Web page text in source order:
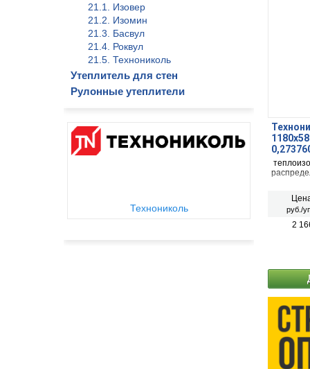
21.1. Изовер
21.2. Изомин
21.3. Басвул
21.4. Роквул
21.5. Технониколь
Утеплитель для стен
Рулонные утеплители
Технониколь руб./
2